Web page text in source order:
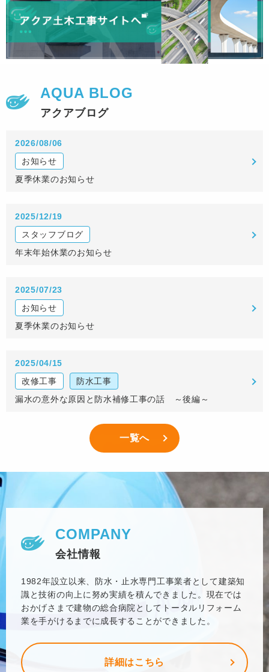
AQUA BLOG
アクアブログ
一覧へ
2026/08/06
お知らせ
夏季休業のお知らせ
2025/12/19
スタッフブログ
年末年始休業のお知らせ
2025/07/23
お知らせ
夏季休業のお知らせ
2025/04/15
改修工事
防水工事
漏水の意外な原因と防水補修工事の話 ～後編～
COMPANY
会社情報
1982年設立以来、防水・止水専門工事業者として建築知
識と技術の向上に努め実績を積んできました。現在では
おかげさまで建物の総合病院としてトータルリフォーム
業を手がけるまでに成長することができました。
詳細はこちら